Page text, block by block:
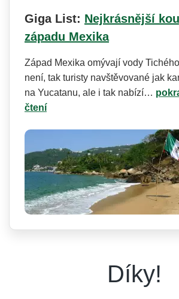
Giga List: Nejkrásnější
západu Mexika
Západ Mexika omývají vody
není, tak turisty navštěvované jak
na Yucatanu, ale i tak nabízí…
čtení
Díky!